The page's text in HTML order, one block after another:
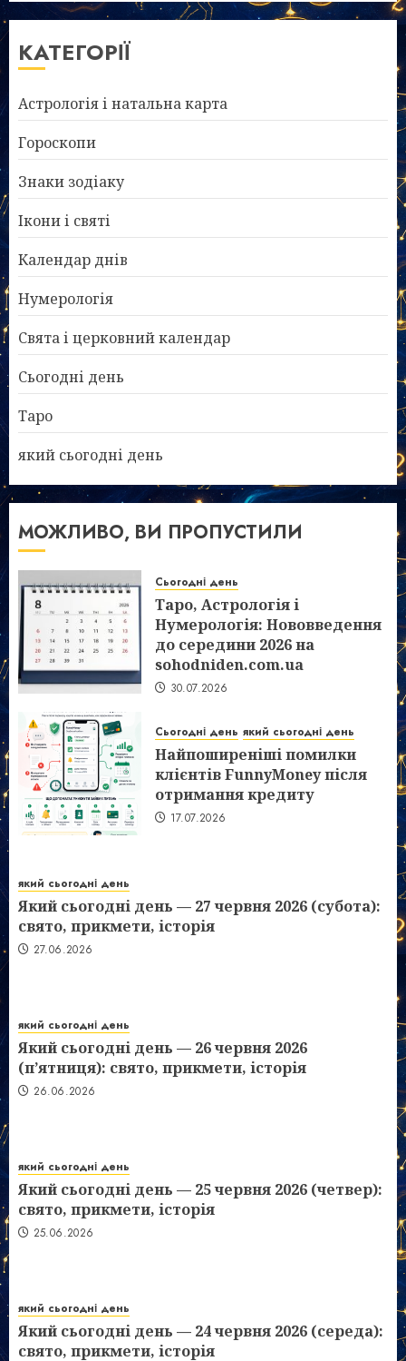
КАТЕГОРІЇ
Астрологія і натальна карта
Гороскопи
Знаки зодіаку
Ікони і святі
Календар днів
Нумерологія
Свята і церковний календар
Сьогодні день
Таро
який сьогодні день
МОЖЛИВО, ВИ ПРОПУСТИЛИ
Сьогодні день
Таро, Астрологія і
Нумерологія: Нововведення
до середини 2026 на
sohodniden.com.ua
30.07.2026
Сьогодні день який сьогодні день
Найпоширеніші помилки
клієнтів FunnyMoney після
отримання кредиту
17.07.2026
який сьогодні день
Який сьогодні день — 27 червня 2026 (субота):
свято, прикмети, історія
27.06.2026
який сьогодні день
Який сьогодні день — 26 червня 2026
(п’ятниця): свято, прикмети, історія
26.06.2026
який сьогодні день
Який сьогодні день — 25 червня 2026 (четвер):
свято, прикмети, історія
25.06.2026
який сьогодні день
Який сьогодні день — 24 червня 2026 (середа):
свято, прикмети, історія